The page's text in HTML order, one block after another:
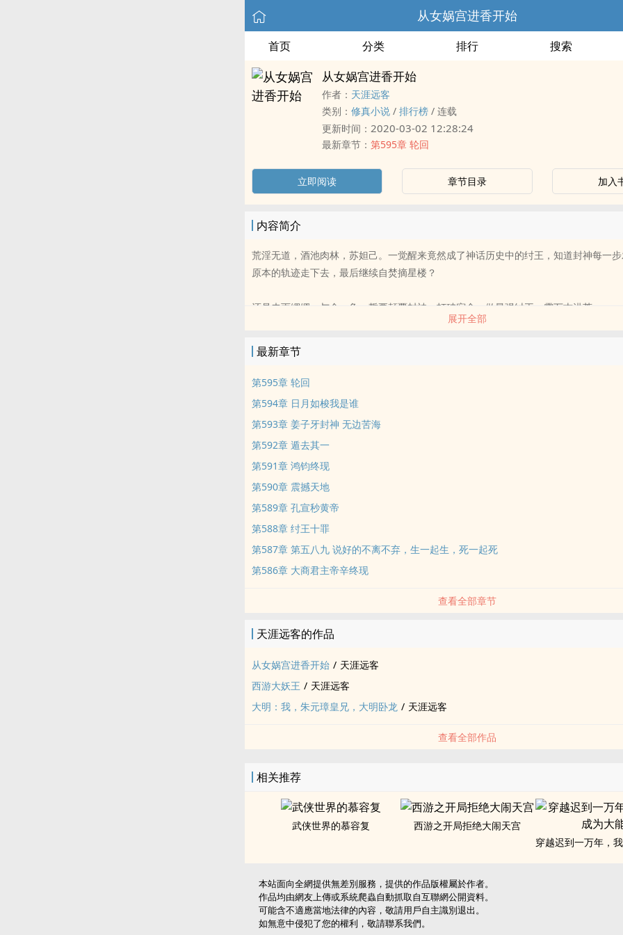
从女娲宫进香开始
首页 分类 排行 搜索
从女娲宫进香开始
作者： 天涯远客
类别： 修真小说 / 排行榜 / 连载
更新时间： 2020-03-02 12:28:24
最新章节： 第595章 轮回
立即阅读 章节目录 加入
内容简介
荒淫无道，酒池肉林，苏妲己。一觉醒来竟然成了神话历史中的纣王，知道封神每一
原本的轨迹走下去，最后继续自焚摘星楼？
还是未雨绸缪，与命一争，誓要颠覆封神，打破宿命，做最强纣王，震万古洪荒。
另可先看天涯老书重病两年途中所作《西游大妖王》，另新书求收藏、投票、打赏支持
展开全部
最新章节
第595章 轮回
第594章 日月如梭我是谁
第593章 姜子牙封神 无边苦海
第592章 遁去其一
第591章 鸿钧终现
第590章 震撼天地
第589章 孔宣秒黄帝
第588章 纣王十罪
第587章 第五八九 说好的不离不弃，生一起生，死一起死
第586章 大商君主帝辛终现
查看全部章节
天涯远客的作品
从女娲宫进香开始 / 天涯远客
西游大妖王 / 天涯远客
大明：我，朱元璋皇兄，大明卧龙 / 天涯远客
查看全部作品
相关推荐
武侠世界的慕容复
西游之开局拒绝大闹天宫
本站面向全網提供無差別服務，提供的作品版權屬於作者。
作品均由網友上傳或系統爬蟲自動抓取自互聯網公開資料。
可能含不適應當地法律的內容，敬請用戶自主識別退出。
如無意中侵犯了您的權利，敬請聯系我們。